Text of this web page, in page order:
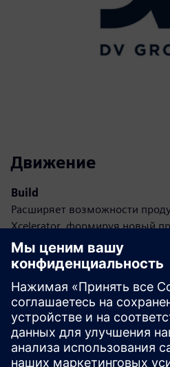
Движение
Build
Расширяет возможности
Xcelerator, формируя новый
новое решение для клиентов
продуктов клиента и Siemens
Sell
Перепродажа / совместная
обеспечения и цифрового
Xcelerator